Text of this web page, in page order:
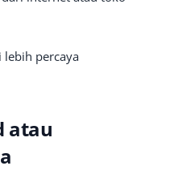
percaya
atau